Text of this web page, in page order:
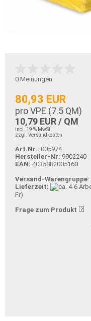
0 Meinungen
80,93 EUR
pro VPE (7.5 QM)
10,79 EUR / QM
incl. 19 % MwSt.
zzgl. Versandkosten
Art.Nr.: 005974
Hersteller-Nr: 9902240
EAN: 4035882005160
Versand-Warengruppe:
Lieferzeit:
Fr)
Frage zum Produkt